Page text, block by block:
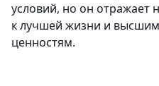
условий, но он отражает
к лучшей жизни и
ценностям.